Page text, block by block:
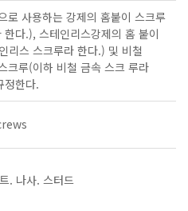
로 사용하는 강제의 홈붙이 스크루
한다.), 스테인리스강제의 홈 붙이
리스 스크루라 한다.) 및 비철
크루(이하 비철 금속 스크 루라
정한다.
. 나사. 스터드